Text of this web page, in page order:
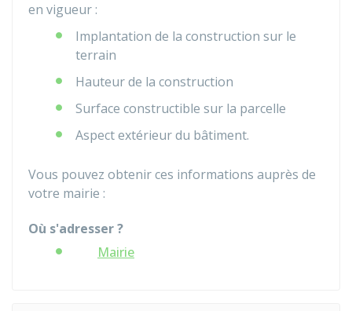
en vigueur :
Implantation de la construction sur le
terrain
Hauteur de la construction
Surface constructible sur la parcelle
Aspect extérieur du bâtiment.
Vous pouvez obtenir ces informations auprès de
votre mairie :
Où s'adresser ?
Mairie